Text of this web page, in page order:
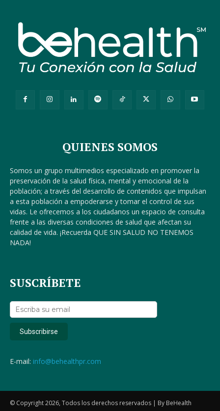
QUIENES SOMOS
Somos un grupo multimedios especializado en promover la
preservación de la salud física, mental y emocional de la
población; a través del desarrollo de contenidos que impulsan
a esta población a empoderarse y tomar el control de sus
vidas. Le ofrecemos a los ciudadanos un espacio de consulta
frente a las diversas condiciones de salud que afectan su
calidad de vida. ¡Recuerda QUE SIN SALUD NO TENEMOS
NADA!
SUSCRÍBETE
E-mail: info@behealthpr.com
© Copyright 2026, Todos los derechos reservados | By BeHealth